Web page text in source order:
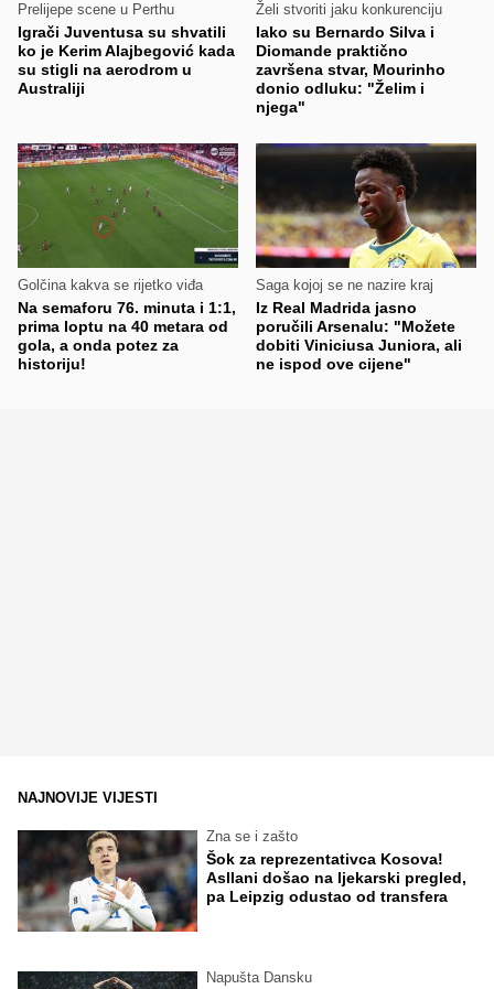
Prelijepe scene u Perthu
Igrači Juventusa su shvatili
ko je Kerim Alajbegović kada
su stigli na aerodrom u
Australiji
Želi stvoriti jaku konkurenciju
Iako su Bernardo Silva i
Diomande praktično
završena stvar, Mourinho
donio odluku: "Želim i
njega"
Golčina kakva se rijetko viđa
Na semaforu 76. minuta i 1:1,
prima loptu na 40 metara od
gola, a onda potez za
historiju!
Saga kojoj se ne nazire kraj
Iz Real Madrida jasno
poručili Arsenalu: "Možete
dobiti Viniciusa Juniora, ali
ne ispod ove cijene"
NAJNOVIJE VIJESTI
Zna se i zašto
Šok za reprezentativca Kosova!
Asllani došao na ljekarski pregled,
pa Leipzig odustao od transfera
Napušta Dansku